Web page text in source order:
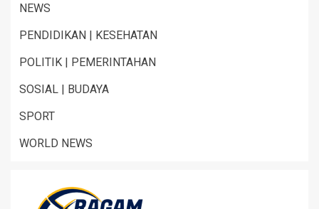
NEWS
PENDIDIKAN | KESEHATAN
POLITIK | PEMERINTAHAN
SOSIAL | BUDAYA
SPORT
WORLD NEWS